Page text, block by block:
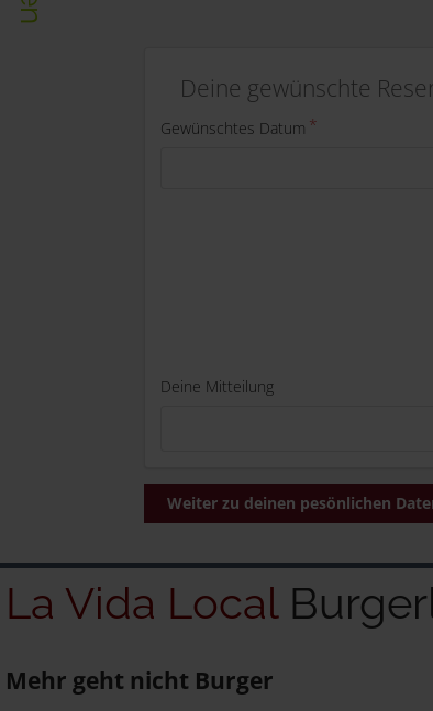
Deine gewünschte
Gewünschtes Datum
Deine Mitteilung
Weiter zu deinen pesönlichen
La Vida Local
Mehr geht nicht Burger